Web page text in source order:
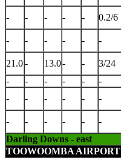
- - - - - 0.2/6
- - - - - -
21.0- 13.0- - 3/24
-
- - - - -
-
- - - - -
- - - - - -
Darling Downs - east
TOOWOOMBA AIRPORT